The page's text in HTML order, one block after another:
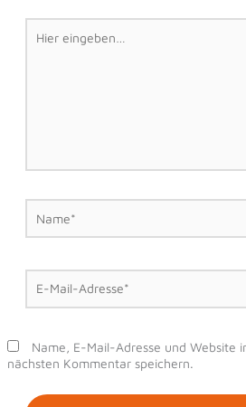
Hier
eingeben…
Name*
E-
Mail-
Adresse*
Name, E-Mail-Adresse und Website
nächsten Kommentar speichern.